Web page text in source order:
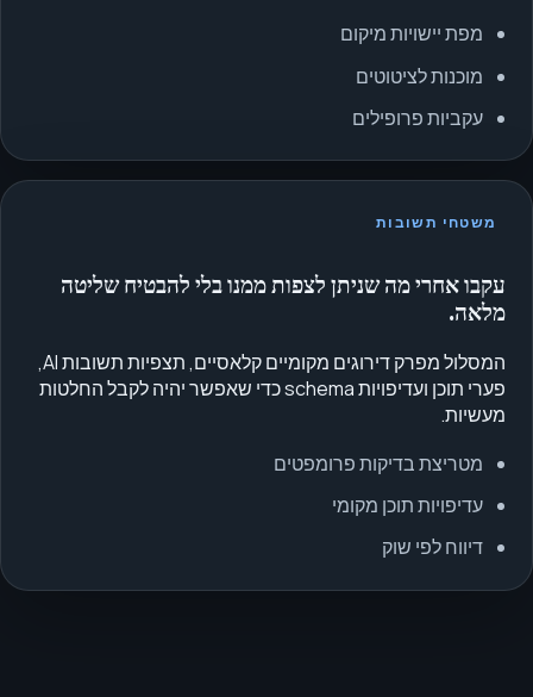
מפת יישויות מיקום
מוכנות לציטוטים
עקביות פרופילים
משטחי תשובות
עקבו אחרי מה שניתן לצפות ממנו בלי להבטיח שליטה
מלאה.
המסלול מפרק דירוגים מקומיים קלאסיים, תצפיות תשובות AI,
פערי תוכן ועדיפויות schema כדי שאפשר יהיה לקבל החלטות
מעשיות.
מטריצת בדיקות פרומפטים
עדיפויות תוכן מקומי
דיווח לפי שוק